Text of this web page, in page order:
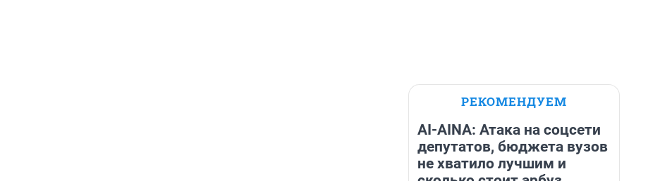
РЕКОМЕНДУЕМ
AI-AINA: Атака на соцсети
депутатов, бюджета вузов
не хватило лучшим и